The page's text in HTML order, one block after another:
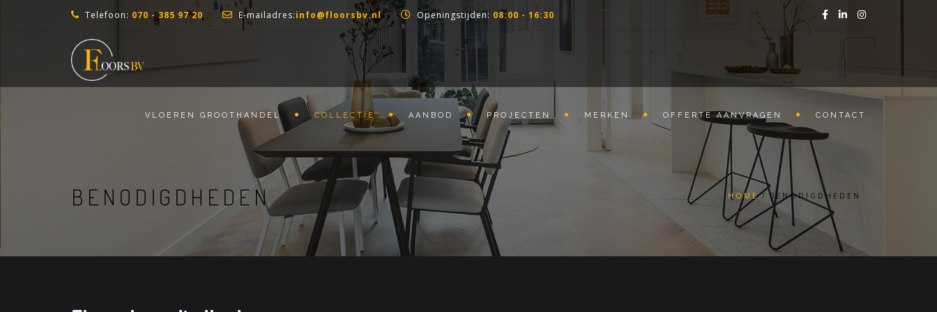
Telefoon: 070 - 385 97 20 E-mailadres:info@floorsbv.nl Openingstijden: 08:00 - 16:30
VLOEREN GROOTHANDEL COLLECTIE AANBOD PROJECTEN MERKEN OFFERTE AANVRAGEN CONTACT
BENODIGDHEDEN HOME BENODIGDHEDEN